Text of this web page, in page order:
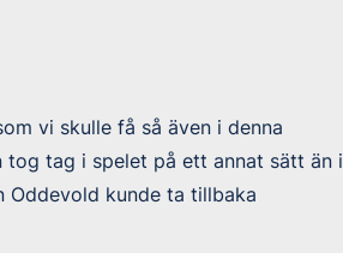
vi skulle få så även i denna
tog tag i spelet på ett annat sätt än i
Oddevold kunde ta tillbaka